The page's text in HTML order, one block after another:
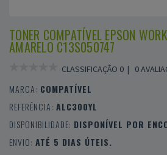
TONER COMPATÍVEL EPSON
AMARELO C13S050747
CLASSIFICAÇÃO 0 | 0
MARCA: COMPATÍVEL
REFERÊNCIA: ALC300YL
DISPONIBILIDADE: DISPONÍVEL POR
ENVIO: ATÉ 5 DIAS ÚTEIS.